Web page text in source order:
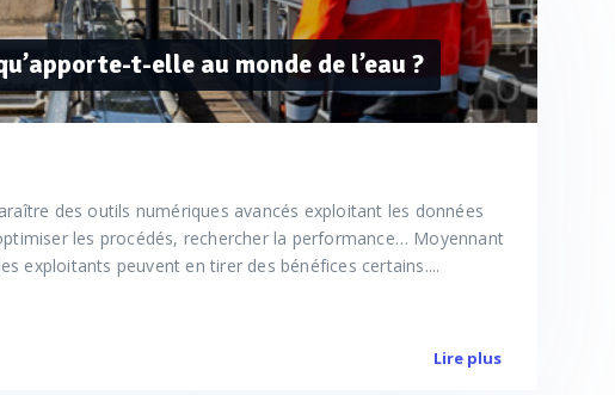
t-elle au monde de l’eau ?
des outils numériques avancés exploitant les données
les procédés, rechercher la performance… Moyennant
exploitants peuvent en tirer des bénéfices certains....
Lire plus